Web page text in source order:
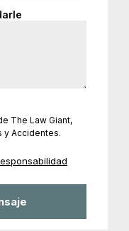
The Law Giant,
y Accidentes.